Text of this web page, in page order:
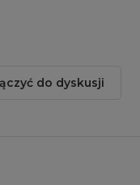
do dyskusji